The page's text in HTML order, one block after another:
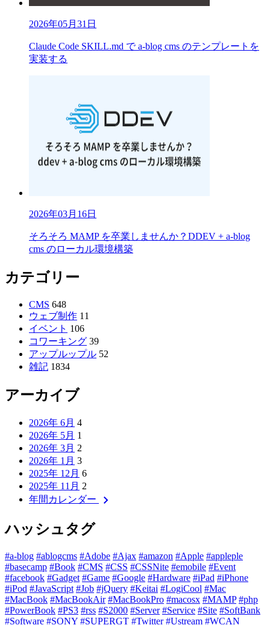
2026年05月31日
Claude Code SKILL.md で a-blog cms のテンプレートを
実装する
2026年03月16日
そろそろ MAMP を卒業しませんか？DDEV + a-blog
cms のローカル環境構築
カテゴリー
CMS 648
ウェブ制作 11
イベント 106
コワーキング 39
アップルップル 52
雑記 1834
アーカイブ
2026年 6月 4
2026年 5月 1
2026年 3月 2
2026年 1月 3
2025年 12月 6
2025年 11月 2
年間カレンダー
chevron_right
ハッシュタグ
#a-blog #ablogcms #Adobe #Ajax #amazon #Apple #appleple
#basecamp #Book #CMS #CSS #CSSNite #emobile #Event
#facebook #Gadget #Game #Google #Hardware #iPad #iPhone
#iPod #JavaScript #Job #jQuery #Keitai #LogiCool #Mac
#MacBook #MacBookAir #MacBookPro #macosx #MAMP #php
#PowerBook #PS3 #rss #S2000 #Server #Service #Site #SoftBank
#Software #SONY #SUPERGT #Twitter #Ustream #WCAN